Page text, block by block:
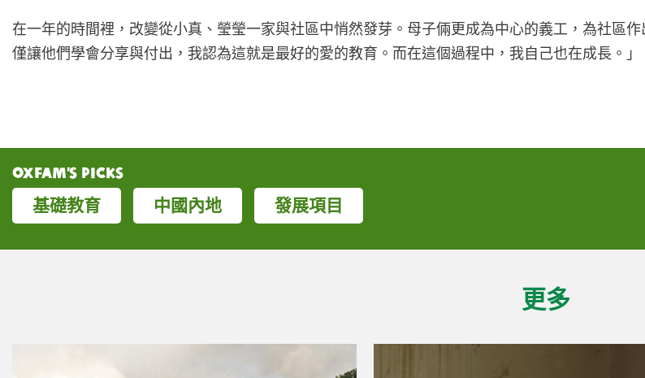
在一年的時間裡，改變從小真、瑩瑩一家與社區中悄然發芽。母子倆更成為中心的義工，為社區
僅讓他們學會分享與付出，我認為這就是最好的愛的教育。而在這個過程中，我自己也在成長。」
Oxfam’s Picks
基礎教育
中國內地 發展項目
更多